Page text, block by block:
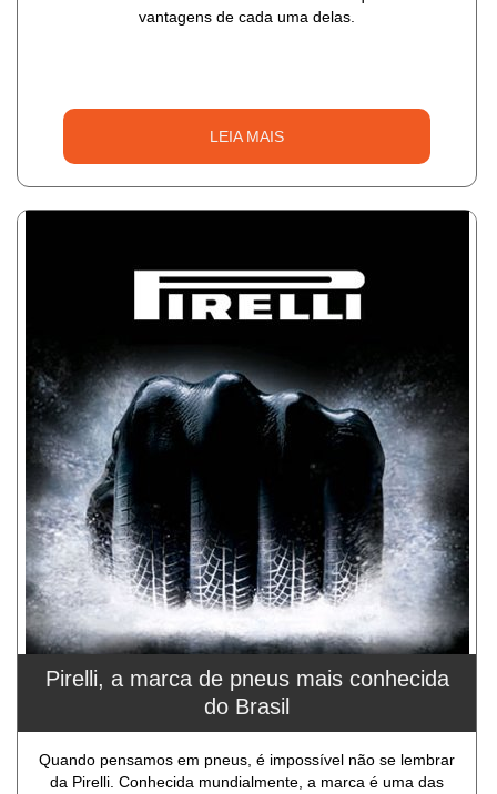
vantagens de cada uma delas.
LEIA MAIS
Pirelli, a marca de pneus mais conhecida
do Brasil
Quando pensamos em pneus, é impossível não se lembrar
da Pirelli. Conhecida mundialmente, a marca é uma das